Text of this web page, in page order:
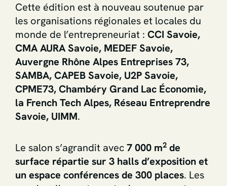
Cette édition est à nouveau soutenue par
les organisations régionales et locales du
monde de l’entrepreneuriat : CCI Savoie,
CMA AURA Savoie, MEDEF Savoie,
Auvergne Rhône Alpes Entreprises 73,
SAMBA, CAPEB Savoie, U2P Savoie,
CPME73, Chambéry Grand Lac Économie,
la French Tech Alpes, Réseau Entreprendre
Savoie, UIMM.
Le salon s’agrandit avec7 000 m2 de
surface répartie sur 3 halls d’exposition et
un espace conférencesde 300 places. Les